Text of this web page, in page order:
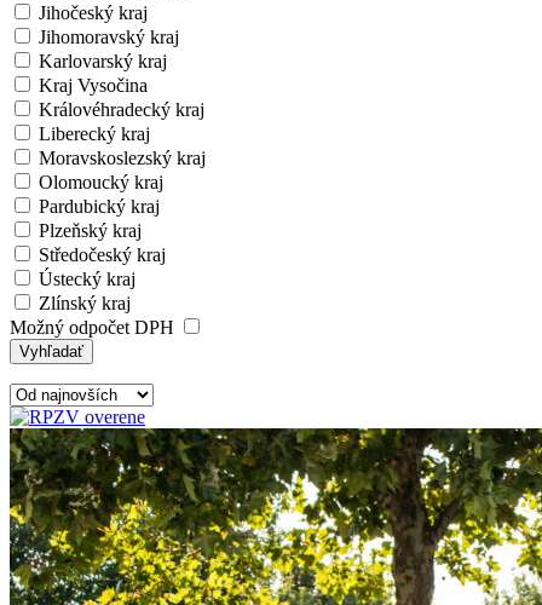
Jihočeský kraj
Jihomoravský kraj
Karlovarský kraj
Kraj Vysočina
Královéhradecký kraj
Liberecký kraj
Moravskoslezský kraj
Olomoucký kraj
Pardubický kraj
Plzeňský kraj
Středočeský kraj
Ústecký kraj
Zlínský kraj
Možný odpočet DPH
Vyhľadať